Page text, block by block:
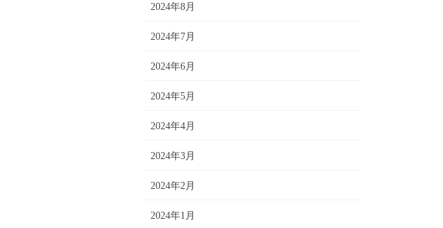
2024年8月
2024年7月
2024年6月
2024年5月
2024年4月
2024年3月
2024年2月
2024年1月